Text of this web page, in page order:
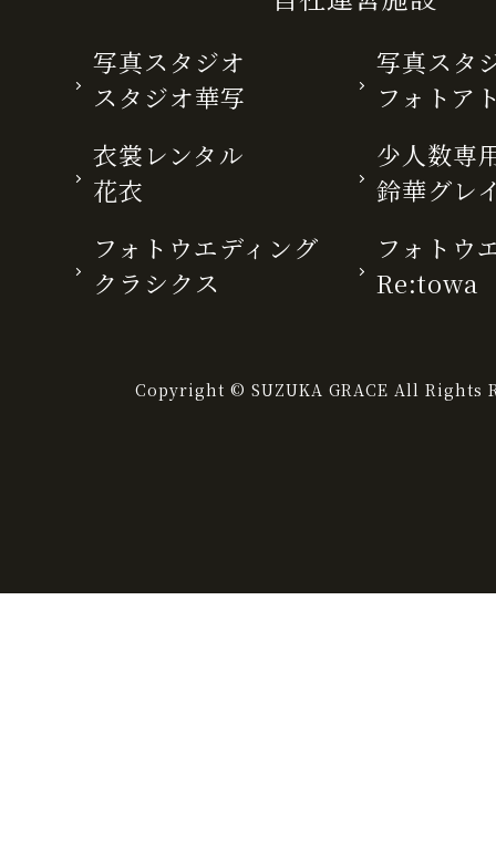
写真スタジオ
スタジオ華写
写真スタ
フォトア
衣裳レンタル
花衣
少人数専
鈴華グレ
フォトウエディング
クラシクス
フォトウ
Re:towa
Copyright © SUZUKA GRACE All Rights